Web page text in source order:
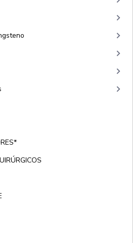
keyboard_arrow_right
keyboard_arrow_right
keyboard_arrow_right
keyboard_arrow_right
keyboard_arrow_right